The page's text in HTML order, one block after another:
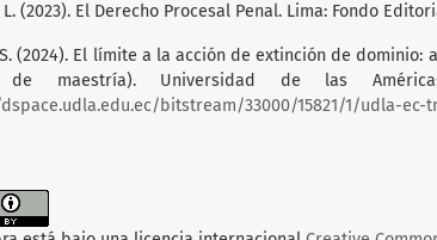
(2023). El Derecho Procesal Penal. Lima: Fondo
(2024). El límite a la acción de extinción de
de maestría). Universidad de las
bitstream/33000/15821/1/udla-ec-